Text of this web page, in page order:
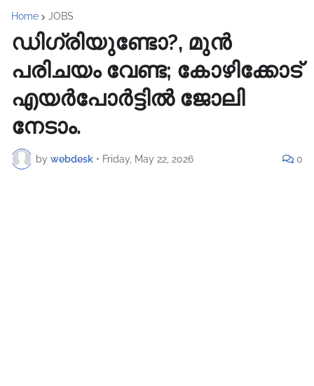
Home JOBS
ഡിഗ്രിയുണ്ടോ?, മുൻ
പരിചയം വേണ്ട; കോഴിക്കോട്
എയർപോർട്ടിൽ ജോലി
നേടാം.
by webdesk • Friday, May 22, 2026 0